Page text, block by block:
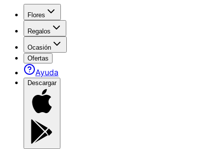
Flores
Regalos
Ocasión
Ofertas
Ayuda
Descargar